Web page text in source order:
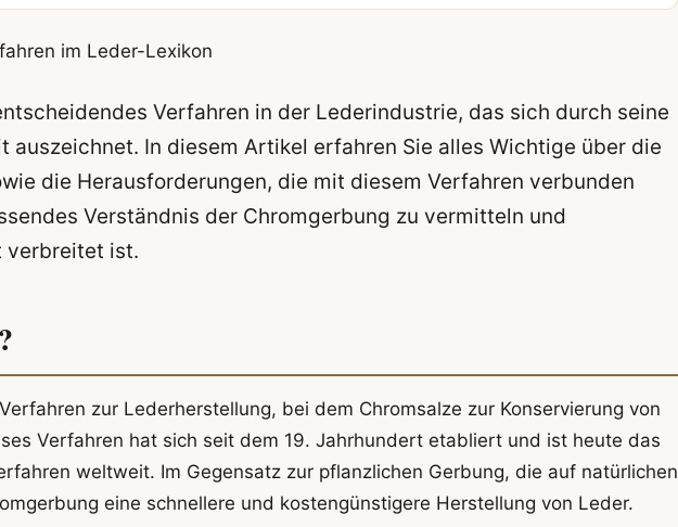
im Leder-Lexikon
Verfahren in der Lederindustrie, das sich durch seine
auszeichnet. In diesem Artikel erfahren Sie alles Wichtige über die
die Herausforderungen, die mit diesem Verfahren verbunden
Verständnis der Chromgerbung zu vermitteln und
verbreitet ist.
zur Lederherstellung, bei dem Chromsalze zur Konservierung von
Verfahren hat sich seit dem 19. Jahrhundert etabliert und ist heute das
weltweit. Im Gegensatz zur pflanzlichen Gerbung, die auf natürlichen
eine schnellere und kostengünstigere Herstellung von Leder.